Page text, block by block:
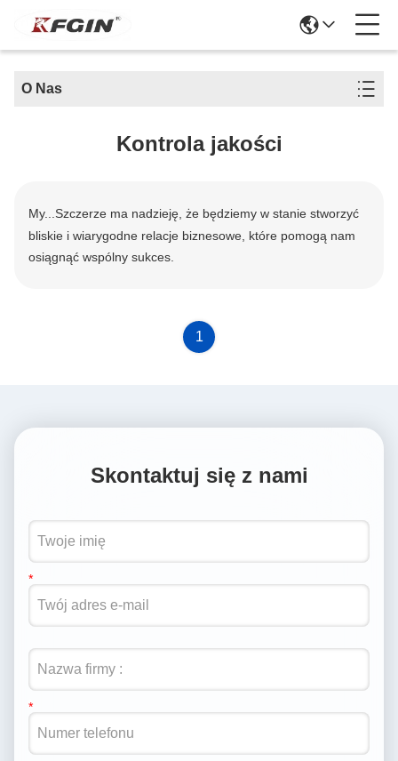
O Nas
Kontrola jakości
My... Szczerze ma nadzieję, że będziemy w stanie stworzyć
bliskie i wiarygodne relacje biznesowe, które pomogą nam
osiągnąć wspólny sukces.
1
Skontaktuj się z nami